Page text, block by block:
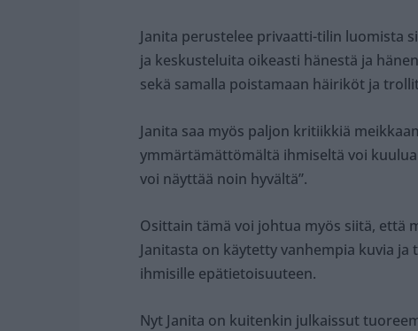
Janita perustelee privaatti-tilin luomista
ja keskusteluita oikeasti hänestä ja
sekä samalla poistamaan häiriköt ja
Janita saa myös paljon kritiikkiä
ymmärtämättömältä ihmiseltä voi
voi näyttää noin hyvältä”.
Osittain tämä voi johtua myös siitä, että
Janitasta on käytetty vanhempia kuvia
ihmisille epätietoisuuteen.
Nyt Janita on kuitenkin julkaissut